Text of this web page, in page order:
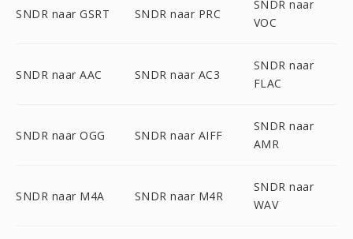
SNDR naar GSRT SNDR naar PRC
SNDR naar
VOC
SNDR naar AAC SNDR naar AC3
SNDR naar
FLAC
SNDR naar OGG SNDR naar AIFF
SNDR naar
AMR
SNDR naar M4A SNDR naar M4R
SNDR naar
WAV